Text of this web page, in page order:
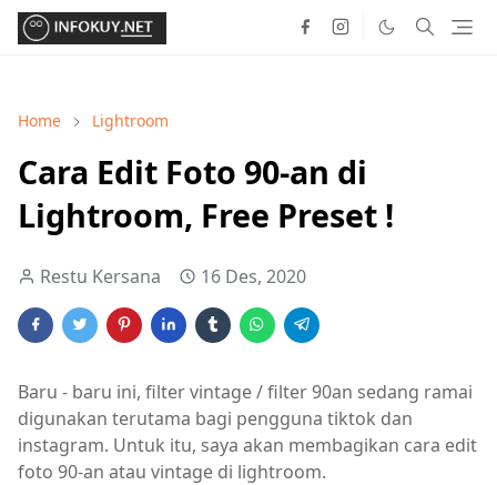
Home Lightroom
Cara Edit Foto 90-an di
Lightroom, Free Preset !
Restu Kersana 16 Des, 2020
Baru - baru ini, filter vintage / filter 90an sedang ramai
digunakan terutama bagi pengguna tiktok dan
instagram. Untuk itu, saya akan membagikan cara edit
foto 90-an atau vintage di lightroom.